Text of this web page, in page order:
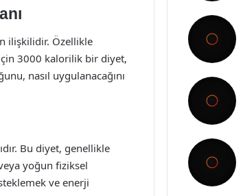
ilişkilidir. Özellikle
3000 kalorilik bir diyet,
nasıl uygulanacağını
Bu diyet, genellikle
yoğun fiziksel
ve enerji